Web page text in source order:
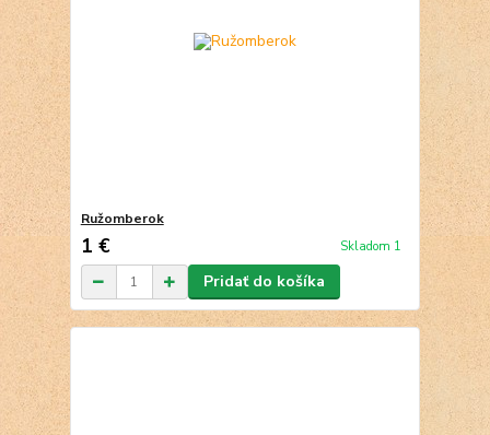
Ružomberok
1 € Skladom 1
Pridať do košíka